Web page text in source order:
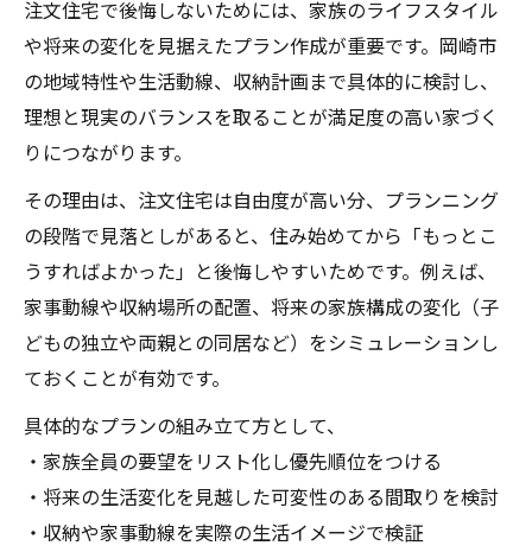
注文住宅で後悔しないためには、家族のライフスタイル
や将来の変化を見据えたプラン作成が重要です。岡崎市
の地域特性や生活動線、収納計画まで具体的に検討し、
理想と現実のバランスを取ることが満足度の高い家づく
りにつながります。
その理由は、注文住宅は自由度が高い分、プランニング
の段階で見落としがあると、住み始めてから「もっとこ
うすればよかった」と後悔しやすいためです。例えば、
家事動線や収納場所の配置、将来の家族構成の変化（子
どもの独立や両親との同居など）をシミュレーションし
ておくことが有効です。
具体的なプランの組み立て方として、
・家族全員の要望をリスト化し優先順位をつける
・将来の生活変化を見越した可変性のある間取りを検討
・収納や家事動線を実際の生活イメージで検証